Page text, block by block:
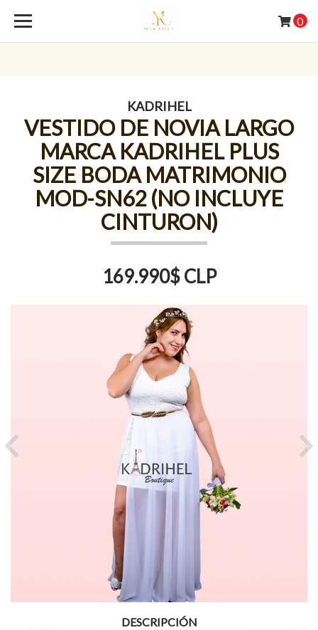
0
KADRIHEL
VESTIDO DE NOVIA LARGO
MARCA KADRIHEL PLUS
SIZE BODA MATRIMONIO
MOD-SN62 (NO INCLUYE
CINTURON)
169.990$ CLP
Previous
DESCRIPCIÓN